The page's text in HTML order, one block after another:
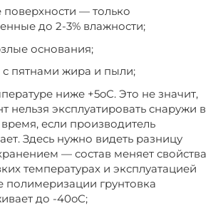
— только
до 2-3% влажности;
основания;
с пятнами жира и пыли;
ниже +5oС. Это не значит,
нельзя эксплуатировать снаружи в
если производитель
Здесь нужно видеть разницу
— состав меняет свойства
температурах и эксплуатацией
полимеризации грунтовка
до -40oС;